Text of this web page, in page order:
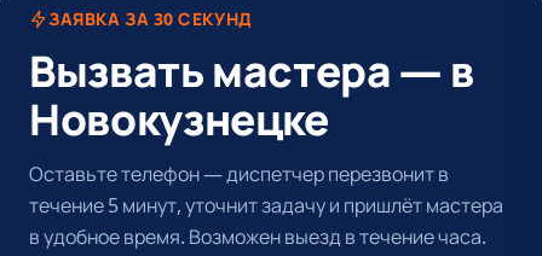
ЗАЯВКА ЗА 30 СЕКУНД
Вызвать мастера — в
Новокузнецке
Оставьте телефон — диспетчер перезвонит в
течение 5 минут, уточнит задачу и пришлёт мастера
в удобное время. Возможен выезд в течение часа.